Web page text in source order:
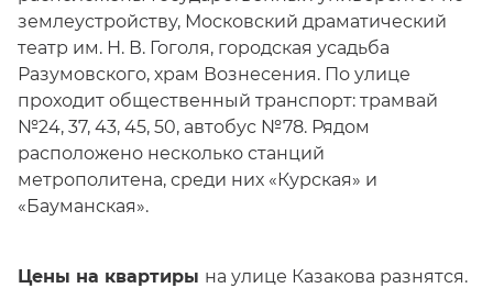
землеустройству, Московский драматический
театр им. Н. В. Гоголя, городская усадьба
Разумовского, храм Вознесения. По улице
проходит общественный транспорт: трамвай
№24, 37, 43, 45, 50, автобус №78. Рядом
расположено несколько станций
метрополитена, среди них «Курская» и
«Бауманская».
Цены на квартиры на улице Казакова разнятся.